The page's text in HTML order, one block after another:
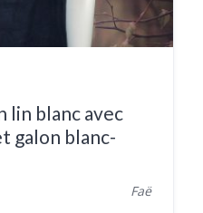
lin blanc avec
galon blanc-
Faë